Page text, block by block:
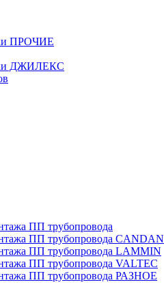
ПРОЧИЕ
ДЖИЛЕКС
ПП трубопровода
ПП трубопровода CANDAN
ПП трубопровода LAMMIN
ПП трубопровода VALTEC
ПП трубопровода РАЗНОЕ